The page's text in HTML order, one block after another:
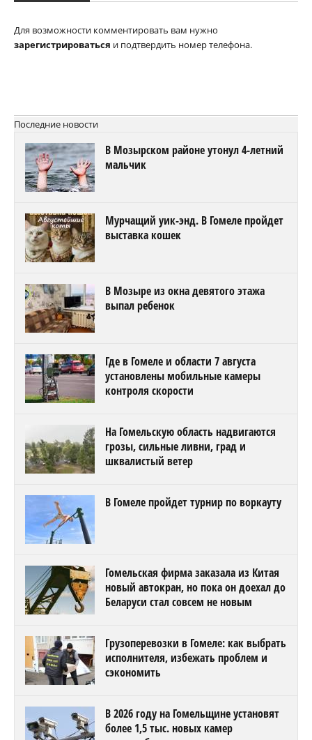
Для возможности комментировать вам нужно
зарегистрироваться и подтвердить номер телефона.
Последние новости
В Мозырском районе утонул 4-летний
мальчик
Мурчащий уик-энд. В Гомеле пройдет
выставка кошек
В Мозыре из окна девятого этажа
выпал ребенок
Где в Гомеле и области 7 августа
установлены мобильные камеры
контроля скорости
На Гомельскую область надвигаются
грозы, сильные ливни, град и
шквалистый ветер
В Гомеле пройдет турнир по воркауту
Гомельская фирма заказала из Китая
новый автокран, но пока он доехал до
Беларуси стал совсем не новым
Грузоперевозки в Гомеле: как выбрать
исполнителя, избежать проблем и
сэкономить
В 2026 году на Гомельщине установят
более 1,5 тыс. новых камер